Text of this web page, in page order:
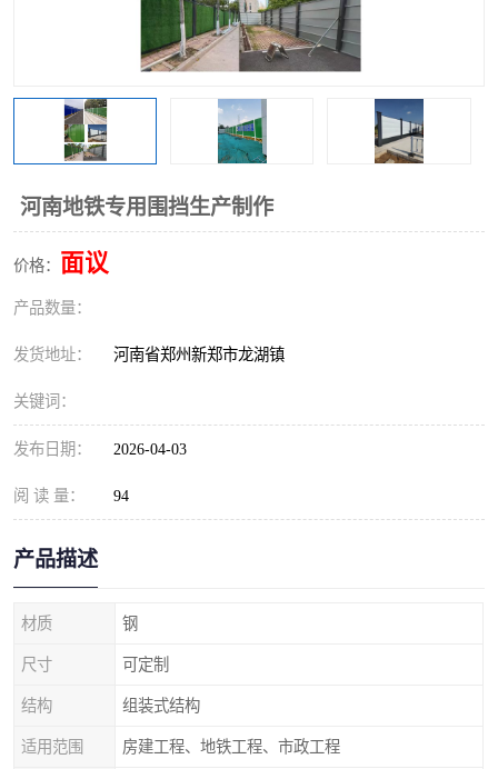
河南地铁专用围挡生产制作
价格： 面议
产品数量：
发货地址： 河南省郑州新郑市龙湖镇
关键词：
发布日期： 2026-04-03
阅 读 量： 94
产品描述
材质 钢
尺寸 可定制
结构 组装式结构
适用范围 房建工程、地铁工程、市政工程